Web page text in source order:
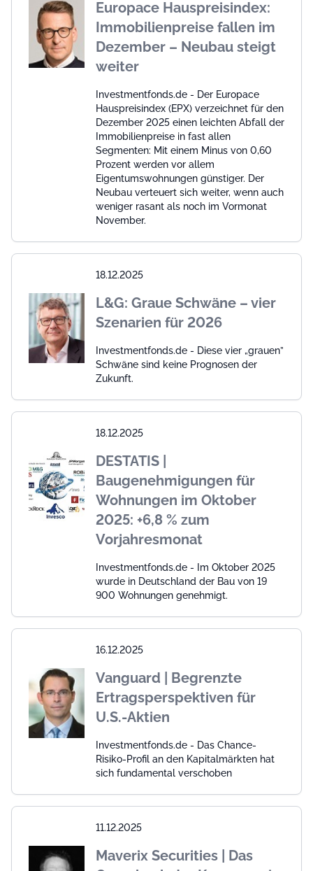
Europace Hauspreisindex:
Immobilienpreise fallen im
Dezember – Neubau steigt
weiter
Investmentfonds.de - Der Europace
Hauspreisindex (EPX) verzeichnet für den
Dezember 2025 einen leichten Abfall der
Immobilienpreise in fast allen
Segmenten: Mit einem Minus von 0,60
Prozent werden vor allem
Eigentumswohnungen günstiger. Der
Neubau verteuert sich weiter, wenn auch
weniger rasant als noch im Vormonat
November.
18.12.2025
L&G: Graue Schwäne – vier
Szenarien für 2026
Investmentfonds.de - Diese vier „grauen”
Schwäne sind keine Prognosen der
Zukunft.
18.12.2025
DESTATIS |
Baugenehmigungen für
Wohnungen im Oktober
2025: +6,8 % zum
Vorjahresmonat
Investmentfonds.de - Im Oktober 2025
wurde in Deutschland der Bau von 19
900 Wohnungen genehmigt.
16.12.2025
Vanguard | Begrenzte
Ertragsperspektiven für
U.S.-Aktien
Investmentfonds.de - Das Chance-
Risiko-Profil an den Kapitalmärkten hat
sich fundamental verschoben
11.12.2025
Maverix Securities | Das